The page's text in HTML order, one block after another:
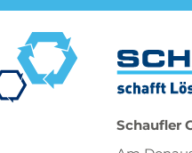
Schaufler